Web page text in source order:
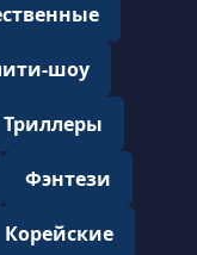
шоу
Триллеры
Фэнтези
Корейские